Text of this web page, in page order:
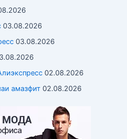
03.08.2026
03.08.2026
02.08.2026
амазфит 02.08.2026